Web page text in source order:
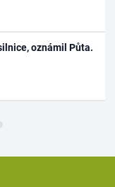
oznámil Půta.